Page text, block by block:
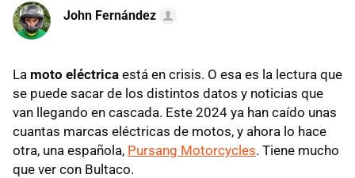
John Fernández
La moto eléctrica está en crisis. O esa es la lectura que
se puede sacar de los distintos datos y noticias que
van llegando en cascada. Este 2024 ya han caído unas
cuantas marcas eléctricas de motos, y ahora lo hace
otra, una española, Pursang Motorcycles. Tiene mucho
que ver con Bultaco.